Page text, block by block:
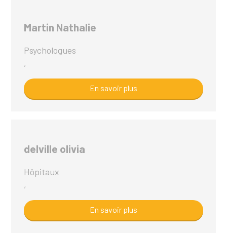
Martin Nathalie
Psychologues
,
En savoir plus
delville olivia
Hôpitaux
,
En savoir plus